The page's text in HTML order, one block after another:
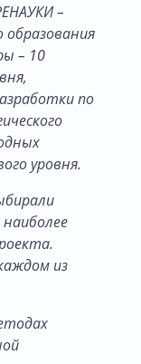
–
– 10
по
уровня.
из